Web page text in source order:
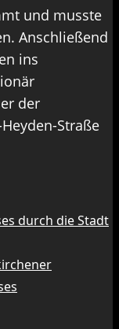
und musste
Anschließend
ins
der
Straße
durch die Stadt